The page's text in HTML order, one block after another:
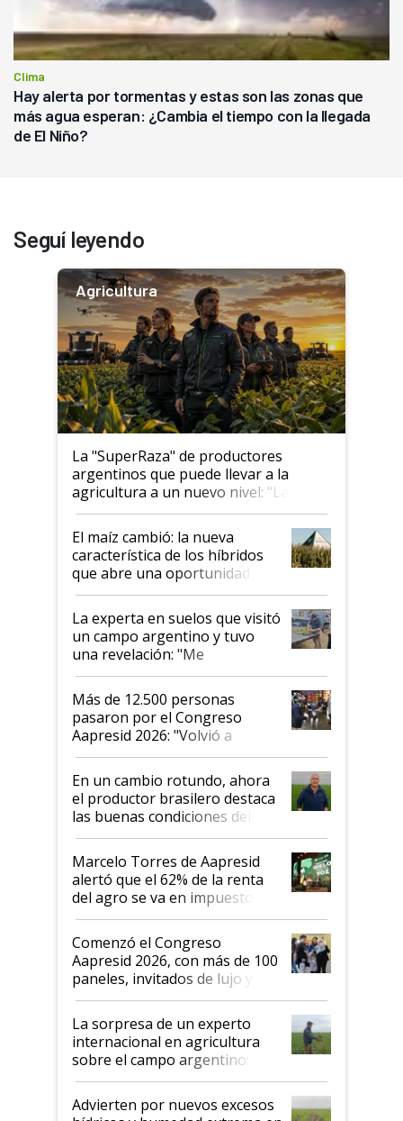
Clima
Hay alerta por tormentas y estas son las zonas que
más agua esperan: ¿Cambia el tiempo con la llegada
de El Niño?
Seguí leyendo
Agricultura
La "SuperRaza" de productores
argentinos que puede llevar a la
agricultura a un nuevo nivel: "Las
posibilidades de crecimiento son
infinitas"
El maíz cambió: la nueva
característica de los híbridos
que abre una oportunidad en
el lote
La experta en suelos que visitó
un campo argentino y tuvo
una revelación: "Me
impresionó mucho"
Más de 12.500 personas
pasaron por el Congreso
Aapresid 2026: "Volvió a
demostrar que hablar del
suelo es hablar de todo el
sistema productivo"
En un cambio rotundo, ahora
el productor brasilero destaca
las buenas condiciones del
agro argentino para invertir:
"Los veo más motivados"
Marcelo Torres de Aapresid
alertó que el 62% de la renta
del agro se va en impuestos:
"No es bueno que en
Argentina se sigan discutiendo
las mismas cosas de hace 50
años"
Comenzó el Congreso
Aapresid 2026, con más de 100
paneles, invitados de lujo y
todas las tendencias
La sorpresa de un experto
internacional en agricultura
sobre el campo argentino:
"Estoy muy impresionado"
Advierten por nuevos excesos